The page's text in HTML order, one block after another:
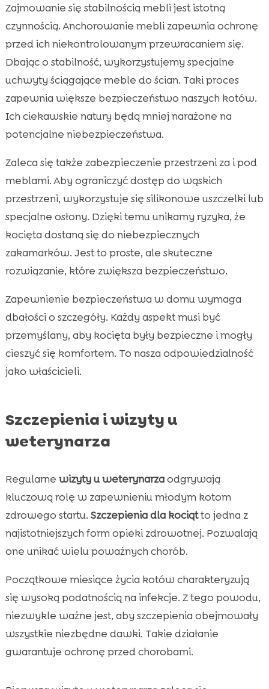
Zajmowanie się stabilnością mebli jest istotną
czynnością. Anchorowanie mebli zapewnia ochronę
przed ich niekontrolowanym przewracaniem się.
Dbając o stabilność, wykorzystujemy specjalne
uchwyty ściągające meble do ścian. Taki proces
zapewnia większe bezpieczeństwo naszych kotów.
Ich ciekawskie natury będą mniej narażone na
potencjalne niebezpieczeństwa.
Zaleca się także zabezpieczenie przestrzeni za i pod
meblami. Aby ograniczyć dostęp do wąskich
przestrzeni, wykorzystuje się silikonowe uszczelki lub
specjalne osłony. Dzięki temu unikamy ryzyka, że
kocięta dostaną się do niebezpiecznych
zakamarków. Jest to proste, ale skuteczne
rozwiązanie, które zwiększa bezpieczeństwo.
Zapewnienie bezpieczeństwa w domu wymaga
dbałości o szczegóły. Każdy aspekt musi być
przemyślany, aby kocięta były bezpieczne i mogły
cieszyć się komfortem. To nasza odpowiedzialność
jako właścicieli.
Szczepienia i wizyty u
weterynarza
Regularne wizyty u weterynarzaodgrywają
kluczową rolę w zapewnieniu młodym kotom
zdrowego startu. Szczepienia dla kociątto jedna z
najistotniejszych form opieki zdrowotnej. Pozwalają
one unikać wielu poważnych chorób.
Początkowe miesiące życia kotów charakteryzują
się wysoką podatnością na infekcje. Z tego powodu,
niezwykle ważne jest, aby szczepienia obejmowały
wszystkie niezbędne dawki. Takie działanie
gwarantuje ochronę przed chorobami.